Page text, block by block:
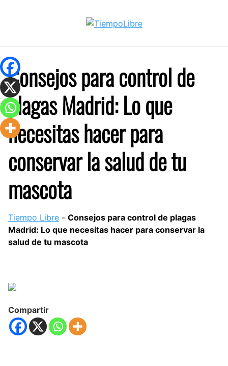
Consejos para control de
plagas Madrid: Lo que
necesitas hacer para
conservar la salud de tu
mascota
Tiempo Libre - Consejos para control de plagas
Madrid: Lo que necesitas hacer para conservar la
salud de tu mascota
Compartir